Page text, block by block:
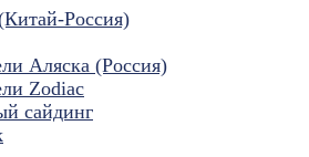
Россия)
Аляска (Россия)
Zodiac
сайдинг